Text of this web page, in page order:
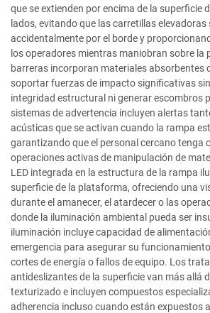
que se extienden por encima de la superficie
lados, evitando que las carretillas elevadoras
accidentalmente por el borde y
los operadores mientras maniobran sobre la
barreras incorporan materiales absorbentes
soportar fuerzas de impacto significativas
integridad estructural ni generar escombros
sistemas de advertencia incluyen alertas
acústicas que se activan cuando la rampa
garantizando que el personal cercano tenga
operaciones activas de manipulación de
LED integrada en la estructura de la rampa
superficie de la plataforma, ofreciendo una
durante el amanecer, el atardecer o las
donde la iluminación ambiental pueda ser
iluminación incluye capacidad de
emergencia para asegurar su
cortes de energía o fallos de equipo. Los
antideslizantes de la superficie van más allá
texturizado e incluyen compuestos
adherencia incluso cuando están expuestos